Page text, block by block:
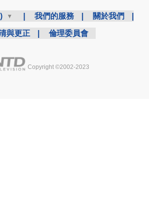
我們的服務 關於我們
與更正 倫理委員會
Copyright ©2002-2023